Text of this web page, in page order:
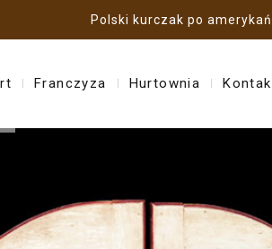
Polski kurczak po
Franczyza Hurtownia